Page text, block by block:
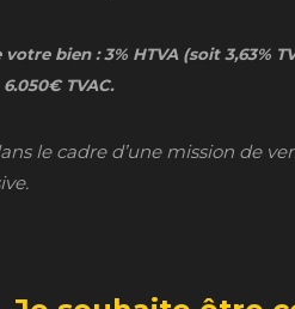
bien : 3% HTVA (soit 3,63%
TVAC.
le cadre d’une mission de